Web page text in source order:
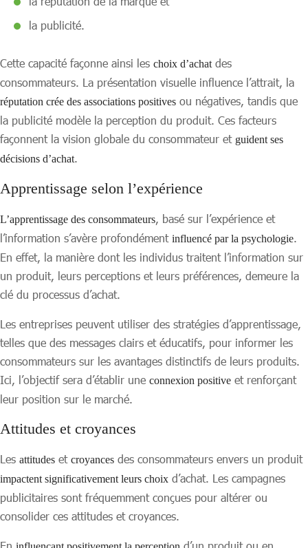
la publicité.
Cette capacité façonne ainsi les choix d’achat des
consommateurs. La présentation visuelle influence l’attrait, la
réputation crée des associations positives ou négatives, tandis que
la publicité modèle la perception du produit. Ces facteurs
façonnent la vision globale du consommateur et guident ses
décisions d’achat.
Apprentissage selon l’expérience
L’apprentissage des consommateurs, basé sur l’expérience et
l’information s’avère profondément influencé par la psychologie.
En effet, la manière dont les individus traitent l’information sur
un produit, leurs perceptions et leurs préférences, demeure la
clé du processus d’achat.
Les entreprises peuvent utiliser des stratégies d’apprentissage,
telles que des messages clairs et éducatifs, pour informer les
consommateurs sur les avantages distinctifs de leurs produits.
Ici, l’objectif sera d’établir une connexion positive et renforçant
leur position sur le marché.
Attitudes et croyances
Les attitudes et croyances des consommateurs envers un produit
impactent significativement leurs choix d’achat. Les campagnes
publicitaires sont fréquemment conçues pour altérer ou
consolider ces attitudes et croyances.